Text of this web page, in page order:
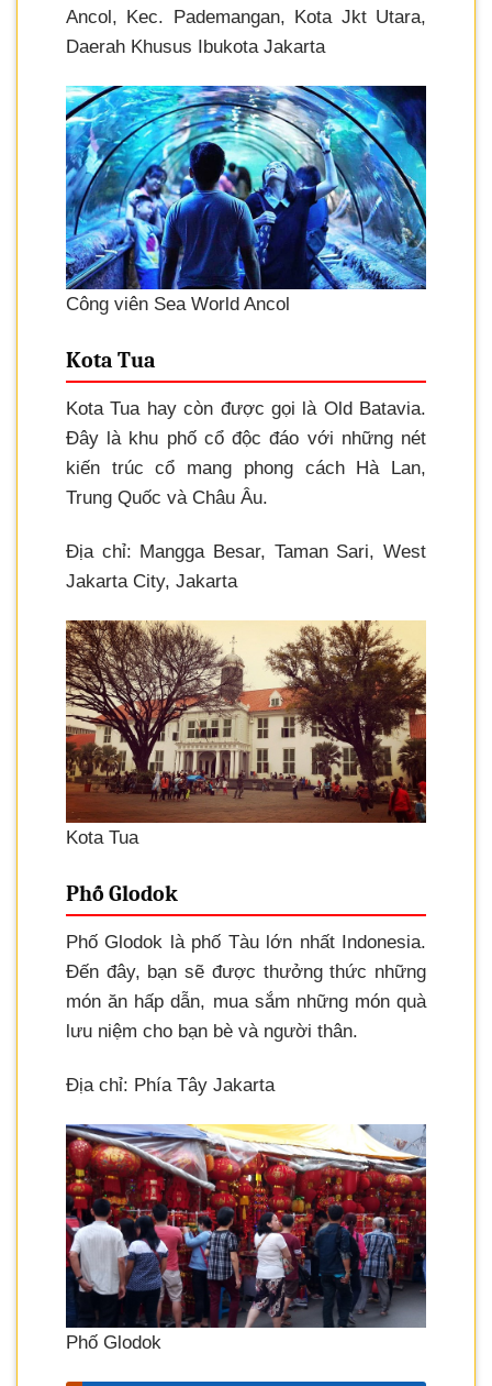
Ancol, Kec. Pademangan, Kota Jkt Utara,
Daerah Khusus Ibukota Jakarta
Công viên Sea World Ancol
Kota Tua
Kota Tua hay còn được gọi là Old Batavia.
Đây là khu phố cổ độc đáo với những nét
kiến trúc cổ mang phong cách Hà Lan,
Trung Quốc và Châu Âu.
Địa chỉ: Mangga Besar, Taman Sari, West
Jakarta City, Jakarta
Kota Tua
Phố Glodok
Phố Glodok là phố Tàu lớn nhất Indonesia.
Đến đây, bạn sẽ được thưởng thức những
món ăn hấp dẫn, mua sắm những món quà
lưu niệm cho bạn bè và người thân.
Địa chỉ: Phía Tây Jakarta
Phố Glodok